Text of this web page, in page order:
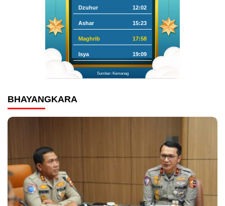
Dzuhur 12:02
Ashar 15:23
Maghrib 17:58
Isya 19:09
Sumber: Kemenag
BHAYANGKARA